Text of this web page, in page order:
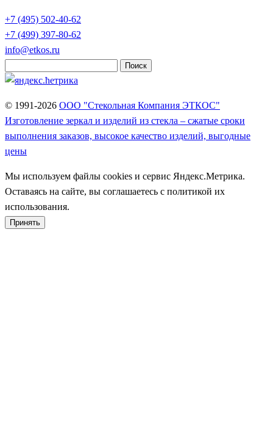
+7 (495) 502-40-62
+7 (499) 397-80-62
info@etkos.ru
© 1991-2026 ООО "Стекольная Компания ЭТКОС"
Изготовление зеркал и изделий из стекла – сжатые сроки
выполнения заказов, высокое качество изделий, выгодные
цены
Мы используем файлы cookies и сервис Яндекс.Метрика.
Оставаясь на сайте, вы соглашаетесь с политикой их
использования.
Принять